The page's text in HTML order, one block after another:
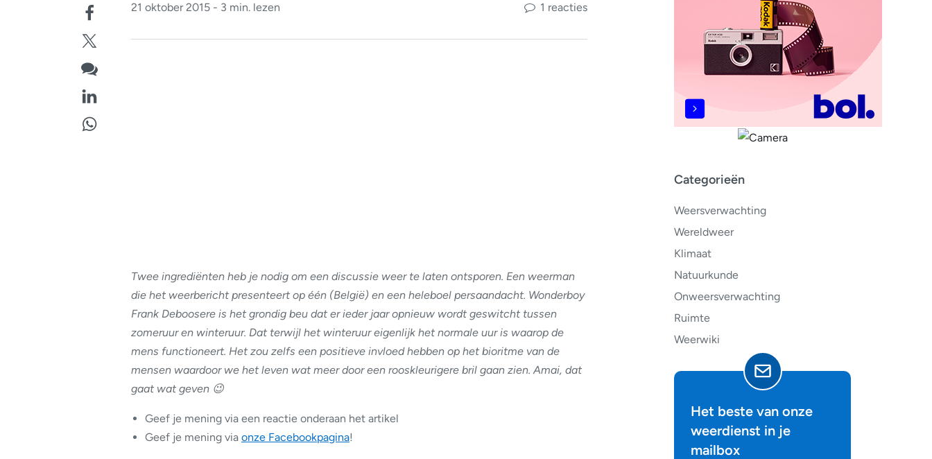
Categorieën
Weersverwachting
Wereldweer
Klimaat
Natuurkunde
Onweersverwachting
Ruimte
Weerwiki
Het beste van onze
weerdienst in je
mailbox
21 oktober 2015 - 3 min. lezen 1 reacties
Twee ingrediënten heb je nodig om een discussie weer te laten ontsporen. Een weerman
die het weerbericht presenteert op één (België) en een heleboel persaandacht. Wonderboy
Frank Deboosere is het grondig beu dat er ieder jaar opnieuw wordt geswitcht tussen
zomeruur en winteruur. Dat terwijl het winteruur eigenlijk het normale uur is waarop de
mens functioneert. Het zou zelfs een positieve invloed hebben op het bioritme van de
mensen waardoor we het leven wat meer door een rooskleurigere bril gaan zien. Amai, dat
gaat wat geven 😉
Geef je mening via een reactie onderaan het artikel
Geef je mening via onze Facebookpagina!